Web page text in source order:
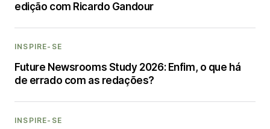
edição com Ricardo Gandour
INSPIRE-SE
Future Newsrooms Study 2026: Enfim, o que há
de errado com as redações?
INSPIRE-SE